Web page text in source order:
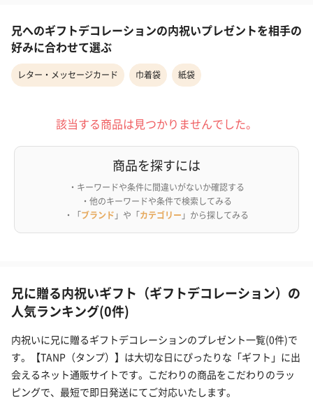
兄へのギフトデコレーションの内祝いプレゼントを相手の
好みに合わせて選ぶ
レター・メッセージカード 巾着袋 紙袋
該当する商品は見つかりませんでした。
商品を探すには
・キーワードや条件に間違いがないか確認する
・他のキーワードや条件で検索してみる
・「ブランド 」や「カテゴリー 」から探してみる
兄に贈る内祝いギフト（ギフトデコレーション）の
人気ランキング(0件)
内祝いに兄に贈るギフトデコレーションのプレゼント一覧(0件)で
す。【TANP（タンプ）】は大切な日にぴったりな「ギフト」に出
会えるネット通販サイトです。こだわりの商品をこだわりのラッ
ピングで、最短で即日発送にてご対応いたします。